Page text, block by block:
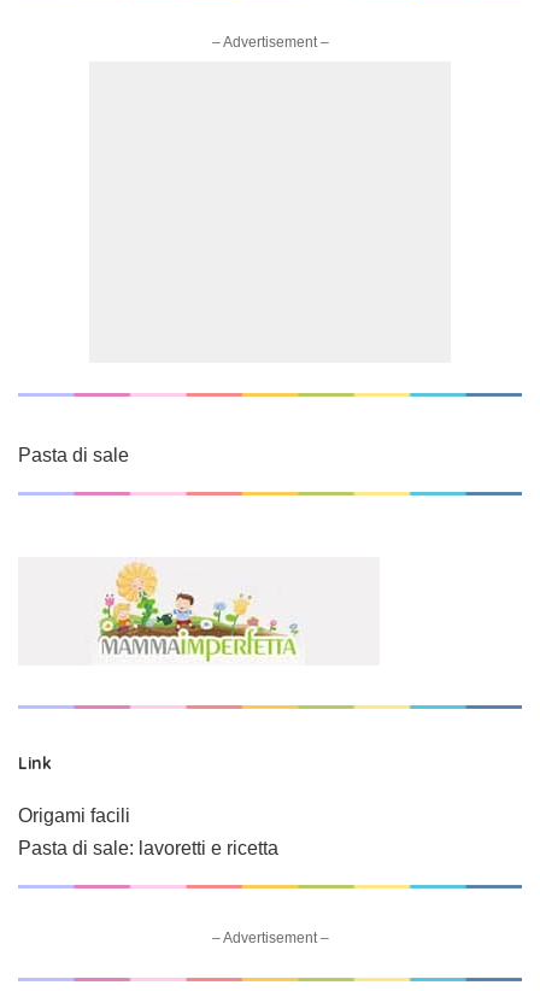
– Advertisement –
Pasta di sale
Link
Origami facili
Pasta di sale: lavoretti e ricetta
– Advertisement –